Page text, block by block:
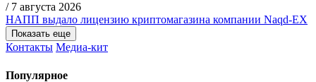
/ 7 августа 2026
НАПП выдало лицензию криптомагазина компании Naqd-EX
Показать еще
Контакты Медиа-кит
Популярное